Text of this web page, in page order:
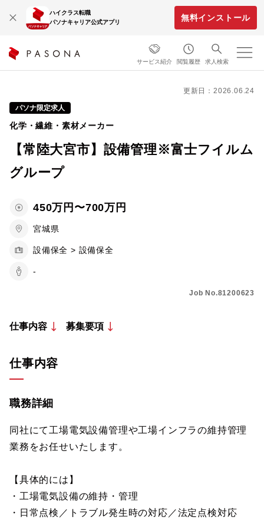
ハイクラス転職
パソナキャリア公式アプリ
無料インストール
サービス紹介 閲覧履歴 求人検索
更新日：2026.06.24
パソナ限定求人
化学・繊維・素材メーカー
【常陸大宮市】設備管理※富士フイルム
グループ
450万円〜700万円
宮城県
設備保全 > 設備保全
-
Job No.81200623
仕事内容 募集要項
仕事内容
職務詳細
同社にて工場電気設備管理や工場インフラの維持管理
業務をお任せいたします。
【具体的には】
・工場電気設備の維持・管理
・日常点検／トラブル発生時の対応／法定点検対応